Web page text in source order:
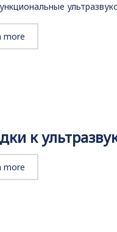
more
к
more